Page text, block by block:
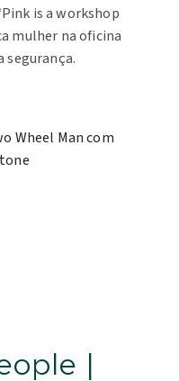
is a workshop
mulher na oficina
segurança.
|